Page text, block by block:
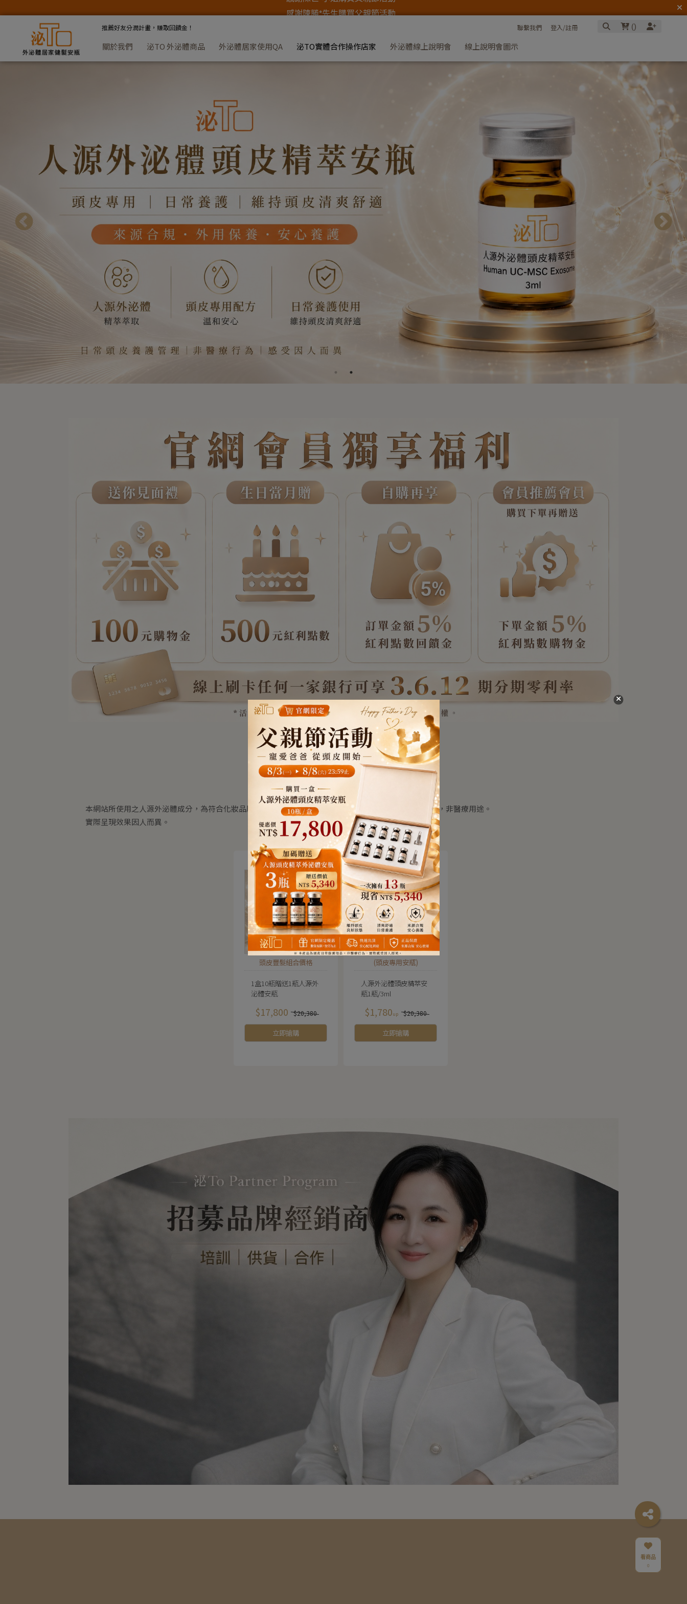
感謝陳勝*先生購買父親節活動
推薦好友分潤計畫，賺取回饋金！ 聯繫我們 登入/註冊 ()
關於我們 泌TO 外泌體商品 外泌體居家使用QA 泌TO實體合作操作店家 外泌體線上說明會 線上說明會圖示
本網站所使用之人源外泌體成分，為符合化妝品原料規範之保養用途成分，僅供日常頭皮與肌膚養護使用，非醫療用途。
實際呈現效果因人而異。
頭皮豐髮組合價格
1盒10瓶贈送1瓶人源外
泌體安瓶
$17,800 $20,380
立即搶購
(頭皮專用安瓶)
人源外泌體頭皮精萃安
瓶1瓶/3ml
$1,780 $20,380
立即搶購
看商品
0